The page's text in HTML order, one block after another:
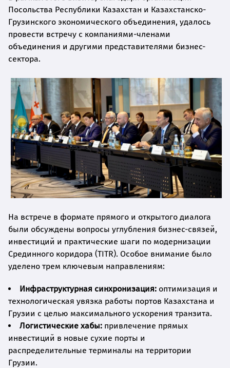
Посольства Республики Казахстан и Казахстанско-
Грузинского экономического объединения, удалось
провести встречу с компаниями-членами
объединения и другими представителями бизнес-
сектора.
На встрече в формате прямого и открытого диалога
были обсуждены вопросы углубления бизнес-связей,
инвестиций и практические шаги по модернизации
Срединного коридора (TITR). Особое внимание было
уделено трем ключевым направлениям:
Инфраструктурная синхронизация: оптимизация и
технологическая увязка работы портов Казахстана и
Грузии с целью максимального ускорения транзита.
Логистические хабы: привлечение прямых
инвестиций в новые сухие порты и
распределительные терминалы на территории
Грузии.